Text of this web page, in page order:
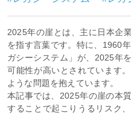
2025年の崖とは、主に日本企
を指す言葉です。特に、1960
ガシーシステム」が、2025年
可能性が高いとされています
ような問題を抱えています。
本記事では、2025年の崖の本
することで起こりうるリスク